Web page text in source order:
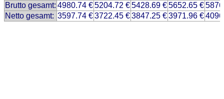
Brutto gesamt: 4980.74 €5204.72 €5428.69 €5652.65 €
Netto gesamt: 3597.74 €3722.45 €3847.25 €3971.96 €